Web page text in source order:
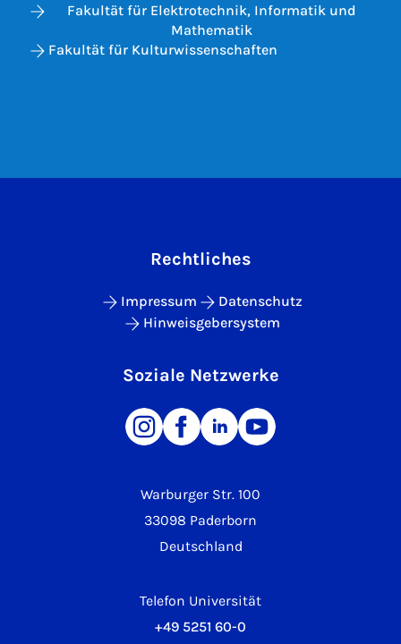
Fakultät für Elektrotechnik, Informatik und
Mathematik
Fakultät für Kulturwissenschaften
Warburger Str. 100
33098 Paderborn
Deutschland
Telefon Universität
+49 5251 60-0
Rechtliches
Impressum
Datenschutz
Hinweisgebersystem
Soziale Netzwerke